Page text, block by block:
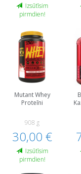
Izsūtīsim
pirmdien!
Mutant Whey
Proteīni
908 g
30,00 €
Izsūtīsim
pirmdien!